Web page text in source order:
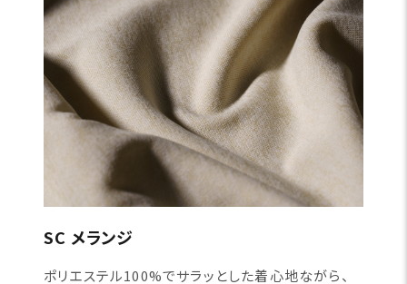
SC メランジ
ポリエステル100%でサラッとした着心地ながら、